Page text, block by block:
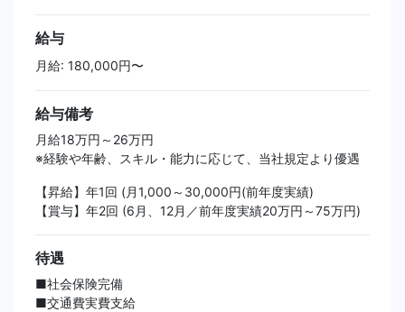
給与
月給: 180,000円〜
給与備考
月給18万円～26万円
※経験や年齢、スキル・能力に応じて、当社規定より優遇
【昇給】年1回 (月1,000～30,000円(前年度実績)
【賞与】年2回 (6月、12月／前年度実績20万円～75万円)
待遇
■社会保険完備
■交通費実費支給